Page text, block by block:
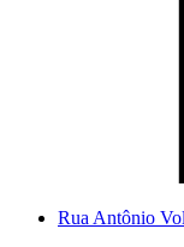
Rua Antônio